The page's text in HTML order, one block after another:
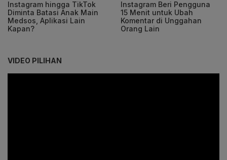
Instagram hingga TikTok
Diminta Batasi Anak Main
Medsos, Aplikasi Lain
Kapan?
Instagram Beri Pengguna
15 Menit untuk Ubah
Komentar di Unggahan
Orang Lain
VIDEO PILIHAN